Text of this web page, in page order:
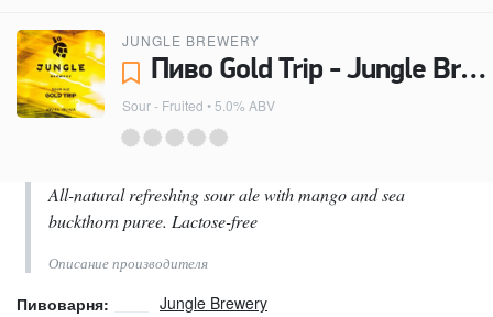
JUNGLE BREWERY
Пиво Gold Trip - Jungle Brewery
Sour - Fruited • 5.0% ABV
All-natural refreshing sour ale with mango and sea
buckthorn puree. Lactose-free
Описание производителя
Пивоварня:
Jungle Brewery